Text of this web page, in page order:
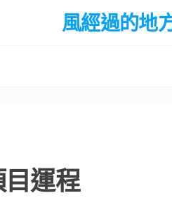
風經過的地
運程